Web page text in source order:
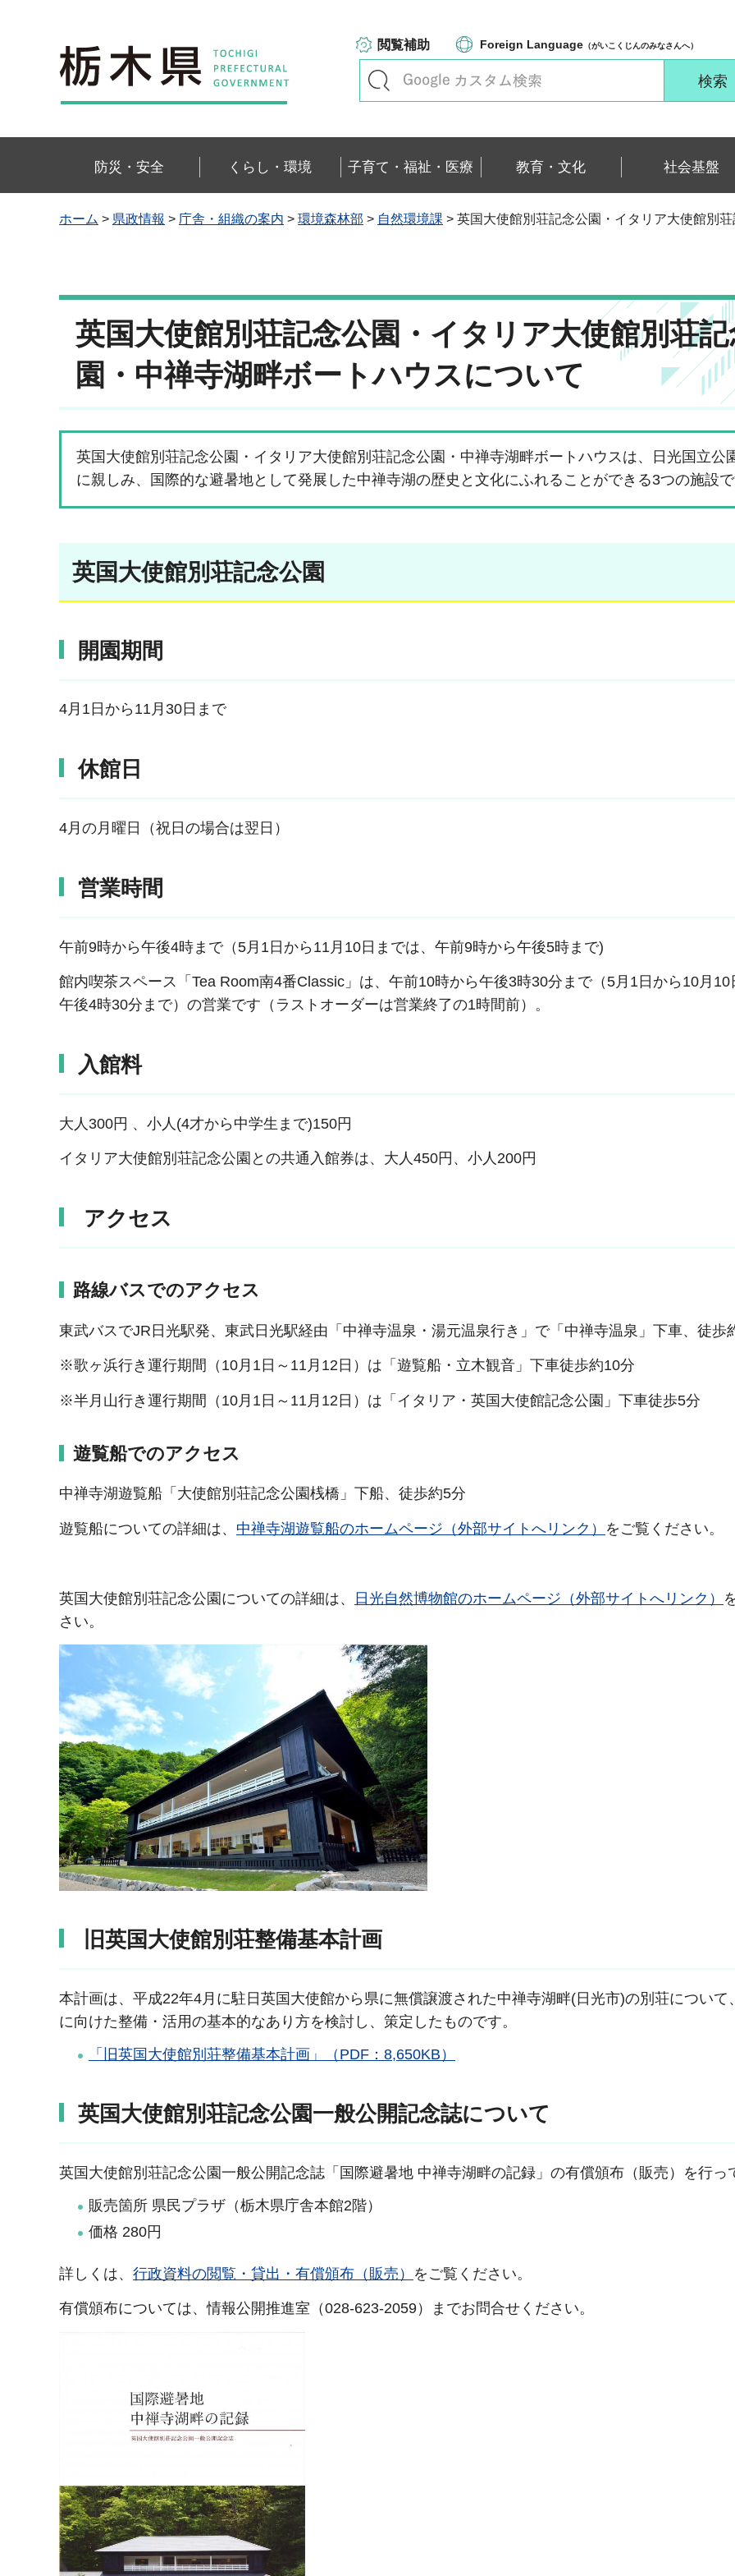
栃木県
閲覧補助 Foreign Language （がいこくじんのみなさんへ）
防災・安全 くらし・環境 子育て・福祉・医療 教育・文化 社会基盤
ホーム > 県政情報 > 庁舎・組織の案内 > 環境森林部 > 自然環境課 > 英国大使館別荘記念公園・イタリア大使館別
英国大使館別荘記念公園・イタリア大使館別荘
園・中禅寺湖畔ボートハウスについて
英国大使館別荘記念公園・イタリア大使館別荘記念公園・中禅寺湖畔ボートハウスは、日光国立公
に親しみ、国際的な避暑地として発展した中禅寺湖の歴史と文化にふれることができる3つの施設で
英国大使館別荘記念公園
開園期間
4月1日から11月30日まで
休館日
4月の月曜日（祝日の場合は翌日）
営業時間
午前9時から午後4時まで（5月1日から11月10日までは、午前9時から午後5時まで)
館内喫茶スペース「Tea Room南4番Classic」は、午前10時から午後3時30分まで（5月1日から10月10
午後4時30分まで）の営業です（ラストオーダーは営業終了の1時間前）。
入館料
大人300円 、小人(4才から中学生まで)150円
イタリア大使館別荘記念公園との共通入館券は、大人450円、小人200円
アクセス
路線バスでのアクセス
東武バスでJR日光駅発、東武日光駅経由「中禅寺温泉・湯元温泉行き」で「中禅寺温泉」下車、徒歩
※歌ヶ浜行き運行期間（10月1日～11月12日）は「遊覧船・立木観音」下車徒歩約10分
※半月山行き運行期間（10月1日～11月12日）は「イタリア・英国大使館記念公園」下車徒歩5分
遊覧船でのアクセス
中禅寺湖遊覧船「大使館別荘記念公園桟橋」下船、徒歩約5分
遊覧船についての詳細は、 中禅寺湖遊覧船のホームページ（外部サイトへリンク） をご覧ください。
英国大使館別荘記念公園についての詳細は、 日光自然博物館のホームページ（外部サイトへリンク）
さい。
旧英国大使館別荘整備基本計画
本計画は、平成22年4月に駐日英国大使館から県に無償譲渡された中禅寺湖畔(日光市)の別荘について
に向けた整備・活用の基本的なあり方を検討し、策定したものです。
「旧英国大使館別荘整備基本計画」（PDF：8,650KB）
英国大使館別荘記念公園一般公開記念誌について
英国大使館別荘記念公園一般公開記念誌「国際避暑地 中禅寺湖畔の記録」の有償頒布（販売）を行っ
販売箇所 県民プラザ（栃木県庁舎本館2階）
価格 280円
詳しくは、 行政資料の閲覧・貸出・有償頒布（販売） をご覧ください。
有償頒布については、情報公開推進室（028-623-2059）までお問合せください。